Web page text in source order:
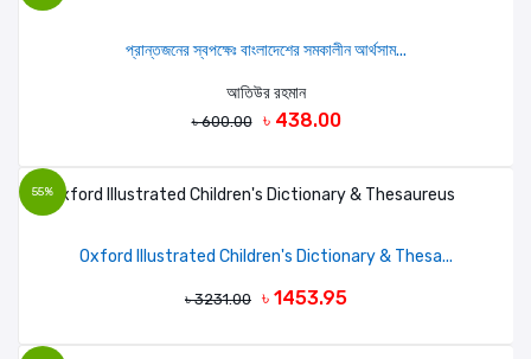
প্রান্তজনের স্বপক্ষেঃ বাংলাদেশের সমকালীন আর্থসাম...
আতিউর রহমান
৳ 600.00 ৳ 438.00
55%
Oxford Illustrated Children's Dictionary & Thesa...
৳ 3231.00 ৳ 1453.95